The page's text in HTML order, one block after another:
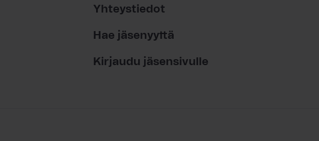
Yhteystiedot
Hae jäsenyyttä
Kirjaudu jäsensivulle